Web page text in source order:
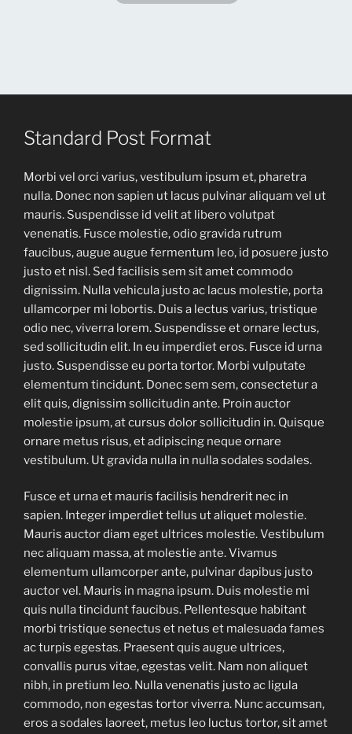
Standard Post Format
Morbi vel orci varius, vestibulum ipsum et, pharetra
nulla. Donec non sapien ut lacus pulvinar aliquam vel ut
mauris. Suspendisse id velit at libero volutpat
venenatis. Fusce molestie, odio gravida rutrum
faucibus, augue augue fermentum leo, id posuere justo
justo et nisl. Sed facilisis sem sit amet commodo
dignissim. Nulla vehicula justo ac lacus molestie, porta
ullamcorper mi lobortis. Duis a lectus varius, tristique
odio nec, viverra lorem. Suspendisse et ornare lectus,
sed sollicitudin elit. In eu imperdiet eros. Fusce id urna
justo. Suspendisse eu porta tortor. Morbi vulputate
elementum tincidunt. Donec sem sem, consectetur a
elit quis, dignissim sollicitudin ante. Proin auctor
molestie ipsum, at cursus dolor sollicitudin in. Quisque
ornare metus risus, et adipiscing neque ornare
vestibulum. Ut gravida nulla in nulla sodales sodales.
Fusce et urna et mauris facilisis hendrerit nec in
sapien. Integer imperdiet tellus ut aliquet molestie.
Mauris auctor diam eget ultrices molestie. Vestibulum
nec aliquam massa, at molestie ante. Vivamus
elementum ullamcorper ante, pulvinar dapibus justo
auctor vel. Mauris in magna ipsum. Duis molestie mi
quis nulla tincidunt faucibus. Pellentesque habitant
morbi tristique senectus et netus et malesuada fames
ac turpis egestas. Praesent quis augue ultrices,
convallis purus vitae, egestas velit. Nam non aliquet
nibh, in pretium leo. Nulla venenatis justo ac ligula
commodo, non egestas tortor viverra. Nunc accumsan,
eros a sodales laoreet, metus leo luctus tortor, sit amet